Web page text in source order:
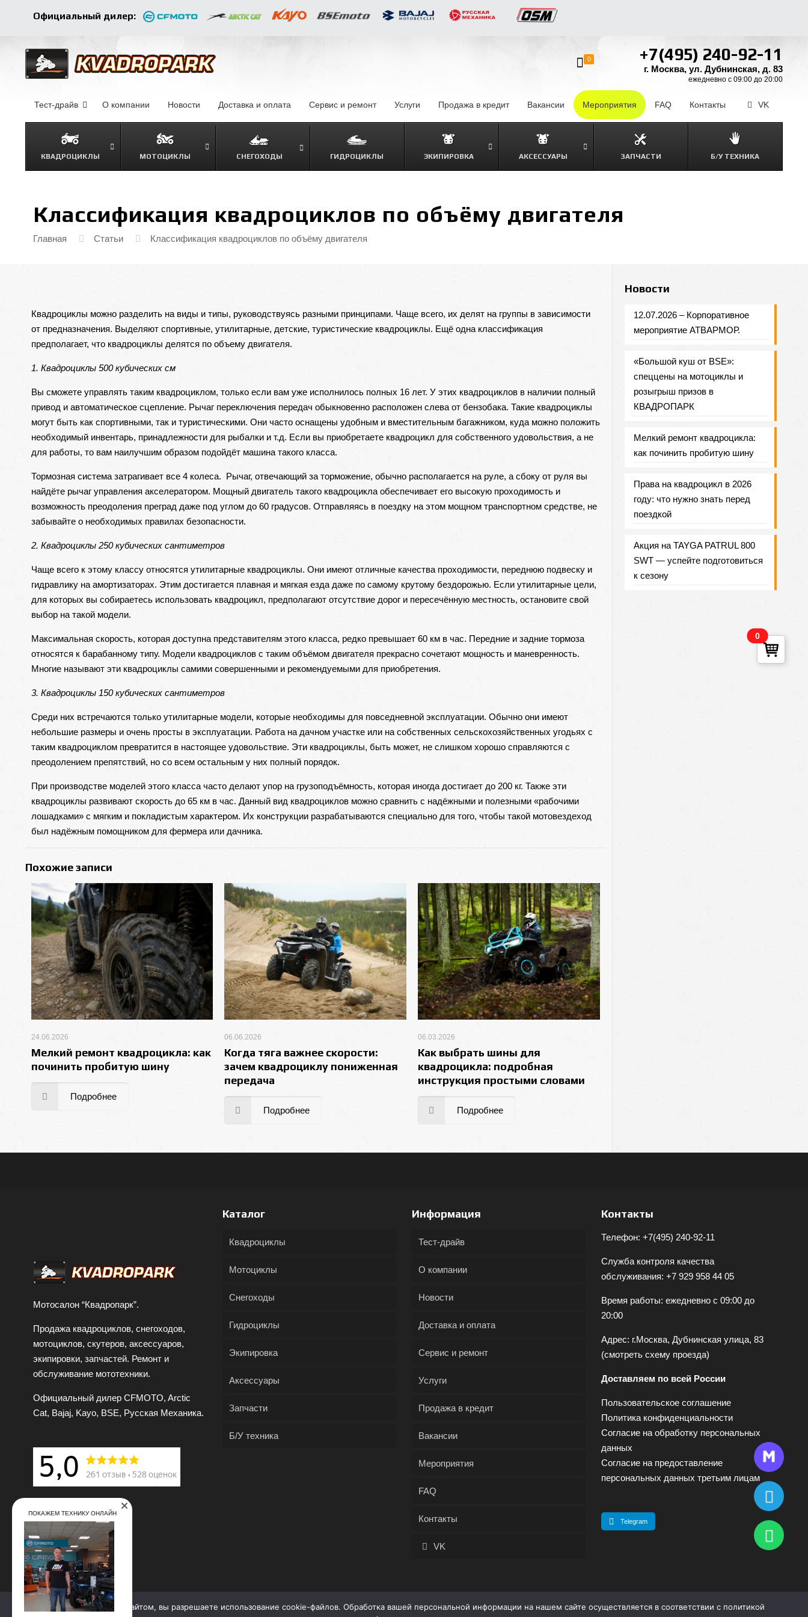
Официальный дилер:
Тест-драйв О компании Новости Доставка и оплата Сервис и ремонт Услуги Продажа в кредит– Вакансии Мероприятия FAQ Контакты VK
КВАДРОЦИКЛЫ МОТОЦИКЛЫ СНЕГОХОДЫ
ГИДРОЦИКЛЫ
ЭКИПИРОВКА АКСЕССУАРЫ ЗАПЧАСТИ Б/У ТЕХНИКА
+7(495) 240-92-11
г. Москва, ул. Дубнинская, д. 83
ежедневно с 09:00 до 20:00
0
Классификация квадроциклов по объёму двигателя
Главная Статьи Классификация квадроциклов по объёму двигателя
Квадроциклы можно разделить на виды и типы, руководствуясь разными принципами. Чаще всего, их делят на группы в зависимости
от предназначения. Выделяют спортивные, утилитарные, детские, туристические квадроциклы. Ещё одна классификация
предполагает, что квадроциклы делятся по объему двигателя.
1. Квадроциклы 500 кубических см
Вы сможете управлять таким квадроциклом, только если вам уже исполнилось полных 16 лет. У этих квадроциклов в наличии полный
привод и автоматическое сцепление. Рычаг переключения передач обыкновенно расположен слева от бензобака. Такие квадроциклы
могут быть как спортивными, так и туристическими. Они часто оснащены удобным и вместительным багажником, куда можно положить
необходимый инвентарь, принадлежности для рыбалки и т.д. Если вы приобретаете квадроцикл для собственного удовольствия, а не
для работы, то вам наилучшим образом подойдёт машина такого класса.
Тормозная система затрагивает все 4 колеса. Рычаг, отвечающий за торможение, обычно располагается на руле, а сбоку от руля вы
найдёте рычаг управления акселератором. Мощный двигатель такого квадроцикла обеспечивает его высокую проходимость и
возможность преодоления преград даже под углом до 60 градусов. Отправляясь в поездку на этом мощном транспортном средстве, не
забывайте о необходимых правилах безопасности.
2. Квадроциклы 250 кубических сантиметров
Чаще всего к этому классу относятся утилитарные квадроциклы. Они имеют отличные качества проходимости, переднюю подвеску и
гидравлику на амортизаторах. Этим достигается плавная и мягкая езда даже по самому крутому бездорожью. Если утилитарные цели,
для которых вы собираетесь использовать квадроцикл, предполагают отсутствие дорог и пересечённую местность, остановите свой
выбор на такой модели.
Максимальная скорость, которая доступна представителям этого класса, редко превышает 60 км в час. Передние и задние тормоза
относятся к барабанному типу. Модели квадроциклов с таким объёмом двигателя прекрасно сочетают мощность и маневренность.
Многие называют эти квадроциклы самими совершенными и рекомендуемыми для приобретения.
3. Квадроциклы 150 кубических сантиметров
Среди них встречаются только утилитарные модели, которые необходимы для повседневной эксплуатации. Обычно они имеют
небольшие размеры и очень просты в эксплуатации. Работа на дачном участке или на собственных сельскохозяйственных угодьях с
таким квадроциклом превратится в настоящее удовольствие. Эти квадроциклы, быть может, не слишком хорошо справляются с
преодолением препятствий, но со всем остальным у них полный порядок.
При производстве моделей этого класса часто делают упор на грузоподъёмность, которая иногда достигает до 200 кг. Также эти
квадроциклы развивают скорость до 65 км в час. Данный вид квадроциклов можно сравнить с надёжными и полезными «рабочими
лошадками» с мягким и покладистым характером. Их конструкции разрабатываются специально для того, чтобы такой мотовездеход
был надёжным помощником для фермера или дачника.
Похожие записи
24.06.2026
Мелкий ремонт квадроцикла: как
починить пробитую шину
Подробнее
06.06.2026
Когда тяга важнее скорости:
зачем квадроциклу пониженная
передача
Подробнее
06.03.2026
Как выбрать шины для
квадроцикла: подробная
инструкция простыми словами
Подробнее
Новости
12.07.2026 – Корпоративное
мероприятие АТВАРМОР.
«Большой куш от BSE»:
спеццены на мотоциклы и
розыгрыш призов в
КВАДРОПАРК
Мелкий ремонт квадроцикла:
как починить пробитую шину
Права на квадроцикл в 2026
году: что нужно знать перед
поездкой
Акция на TAYGA PATRUL 800
SWT — успейте подготовиться
к сезону
Мотосалон “Квадропарк”.
Продажа квадроциклов, снегоходов,
мотоциклов, скутеров, аксессуаров,
экипировки, запчастей. Ремонт и
обслуживание мототехники.
Официальный дилер CFMOTO, Arctic
Cat, Bajaj, Kayo, BSE, Русская Механика.
Каталог
Квадроциклы
Мотоциклы
Снегоходы
Гидроциклы
Экипировка
Аксессуары
Запчасти
Б/У техника
Информация
Тест-драйв
О компании
Новости
Доставка и оплата
Сервис и ремонт
Услуги
Продажа в кредит
Вакансии
Мероприятия
FAQ
Контакты
VK
Контакты
Телефон: +7(495) 240-92-11
Служба контроля качества
обслуживания: +7 929 958 44 05
Время работы: ежедневно с 09:00 до
20:00
Адрес: г.Москва, Дубнинская улица, 83
(смотреть схему проезда)
Доставляем по всей России
Пользовательское соглашение
Политика конфиденциальности
Согласие на обработку персональных
данных
Согласие на предоставление
персональных данных третьим лицам
Telegram
0
Продолжая работу с сайтом, вы разрешаете использование cookie-файлов. Обработка вашей персональной информации на нашем сайте осуществляется в соответствии с политикой
ПОКАЖЕМ ТЕХНИКУ ОНЛАЙН